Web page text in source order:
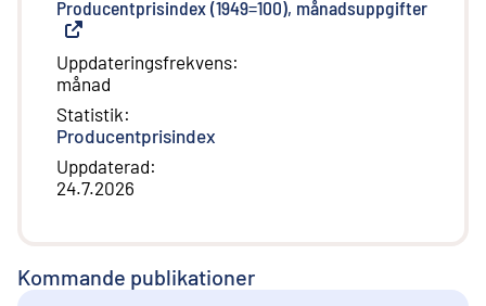
Producentprisindex (1949=100), månadsuppgifter
Uppdateringsfrekvens:
månad
Statistik:
Producentprisindex
Uppdaterad:
24.7.2026
Kommande publikationer